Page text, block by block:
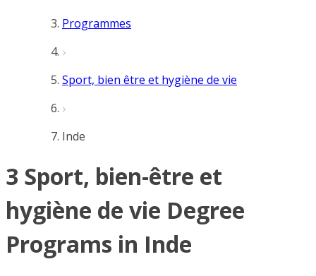
Programmes
Sport, bien être et hygiène de vie
Inde
3 Sport, bien-être et
hygiène de vie Degree
Programs in Inde